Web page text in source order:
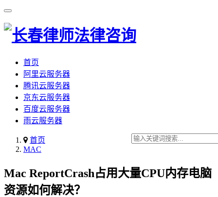
首页
阿里云服务器
腾讯云服务器
京东云服务器
百度云服务器
雨云服务器
首页
MAC
Mac ReportCrash占用大量CPU内存电脑
资源如何解决？